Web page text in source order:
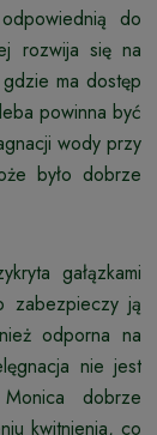
do
rozwija się na
gdzie ma dostęp
powinna być
wody przy
było dobrze
gałązkami
zabezpieczy ją
odporna na
nie jest
Monica dobrze
kwitnienia, co